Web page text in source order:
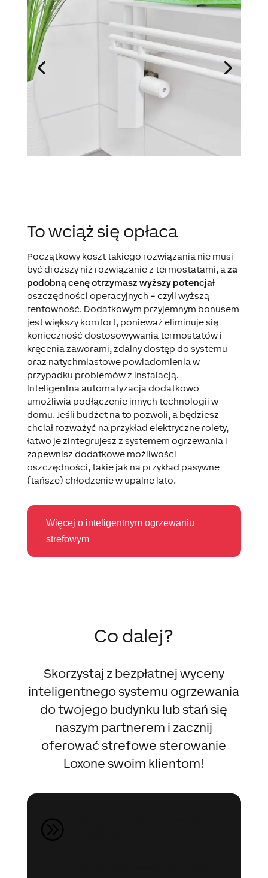
To wciąż się opłaca
Początkowy koszt takiego rozwiązania nie musi
być droższy niż rozwiązanie z termostatami, a za
podobną cenę otrzymasz wyższy potencjał
oszczędności operacyjnych – czyli wyższą
rentowność. Dodatkowym przyjemnym bonusem
jest większy komfort, ponieważ eliminuje się
konieczność dostosowywania termostatów i
kręcenia zaworami, zdalny dostęp do systemu
oraz natychmiastowe powiadomienia w
przypadku problemów z instalacją.
Inteligentna automatyzacja dodatkowo
umożliwia podłączenie innych technologii w
domu. Jeśli budżet na to pozwoli, a będziesz
chciał rozważyć na przykład elektryczne rolety,
łatwo je zintegrujesz z systemem ogrzewania i
zapewnisz dodatkowe możliwości
oszczędności, takie jak na przykład pasywne
(tańsze) chłodzenie w upalne lato.
Więcej o inteligentnym ogrzewaniu
strefowym
Co dalej?
Skorzystaj z bezpłatnej wyceny
inteligentnego systemu ogrzewania
do twojego budynku lub stań się
naszym partnerem i zacznij
oferować strefowe sterowanie
Loxone swoim klientom!